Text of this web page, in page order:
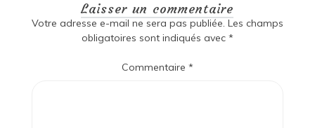
Laisser un commentaire
Votre adresse e-mail ne sera pas publiée. Les champs
obligatoires sont indiqués avec *
Commentaire *